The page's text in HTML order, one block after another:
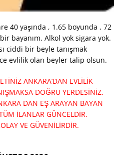
40 yaşında , 1.65 boyunda , 72
bayanım. Alkol yok sigara yok.
ciddi bir beyle tanışmak
evlilik olan beyler talip olsun.
ANKARA’DAN EVLİLİK
DOĞRU YERDESİNİZ.
DAN EŞ ARAYAN BAYAN
İLANLAR GÜNCELDİR.
VE GÜVENİLİRDİR.